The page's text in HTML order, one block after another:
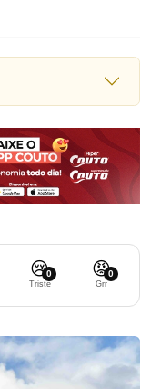
😢0
Triste
😡0
Grr